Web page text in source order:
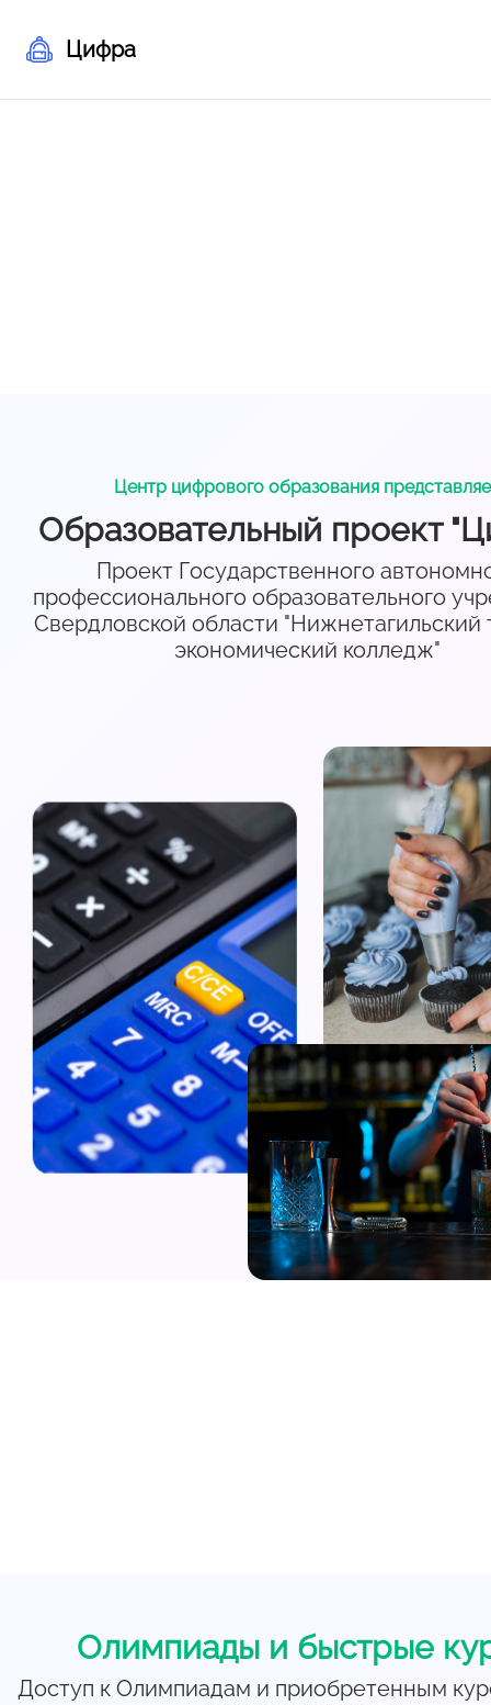
Цифра
Центр цифрового образования
Образовательный проект
Проект Государственного
профессионального образовательного
Свердловской области "Нижнетагильский
экономический колледж"
Олимпиады и быстрые
Доступ к Олимпиадам и приобретенным